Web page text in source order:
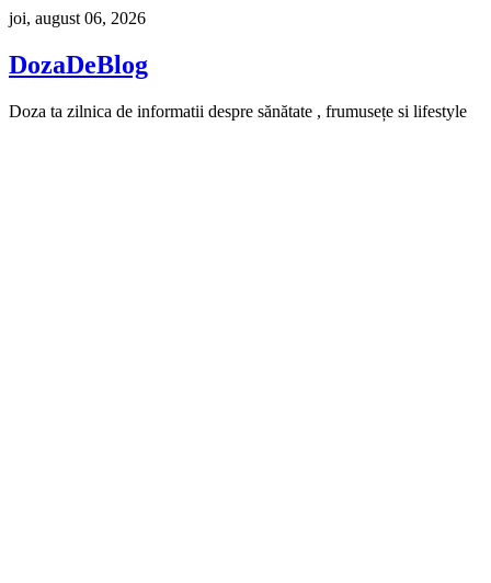
Skip
content
joi, august 06, 2026
DozaDeBlog
Doza ta zilnica de informatii despre sănătate , frumusețe si lifestyle